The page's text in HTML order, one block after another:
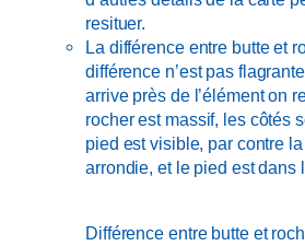
resituer.
La différence entre butte et
différence n’est pas
arrive près de l’élément on
rocher est massif, les côtés
pied est visible, par contre
arrondie, et le pied est dans
Différence entre butte et